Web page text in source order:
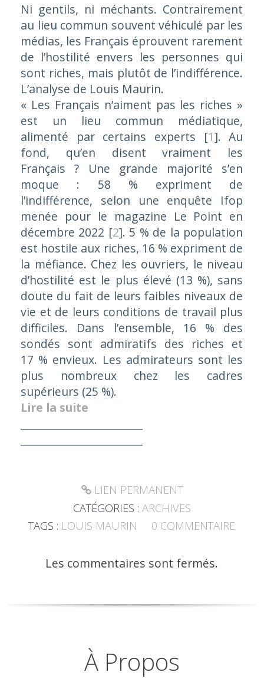
Ni gentils, ni méchants. Contrairement
au lieu commun souvent véhiculé par les
médias, les Français éprouvent rarement
de l’hostilité envers les personnes qui
sont riches, mais plutôt de l’indifférence.
L’analyse de Louis Maurin.
« Les Français n’aiment pas les riches »
est un lieu commun médiatique,
alimenté par certains experts [1]. Au
fond, qu’en disent vraiment les
Français ? Une grande majorité s’en
moque : 58 % expriment de
l’indifférence, selon une enquête Ifop
menée pour le magazine Le Point en
décembre 2022 [2]. 5 % de la population
est hostile aux riches, 16 % expriment de
la méfiance. Chez les ouvriers, le niveau
d’hostilité est le plus élevé (13 %), sans
doute du fait de leurs faibles niveaux de
vie et de leurs conditions de travail plus
difficiles. Dans l’ensemble, 16 % des
sondés sont admiratifs des riches et
17 % envieux. Les admirateurs sont les
plus nombreux chez les cadres
supérieurs (25 %).
Lire la suite
LIEN PERMANENT
CATÉGORIES : ARCHIVES
TAGS : LOUIS MAURIN 0 COMMENTAIRE
Les commentaires sont fermés.
À Propos